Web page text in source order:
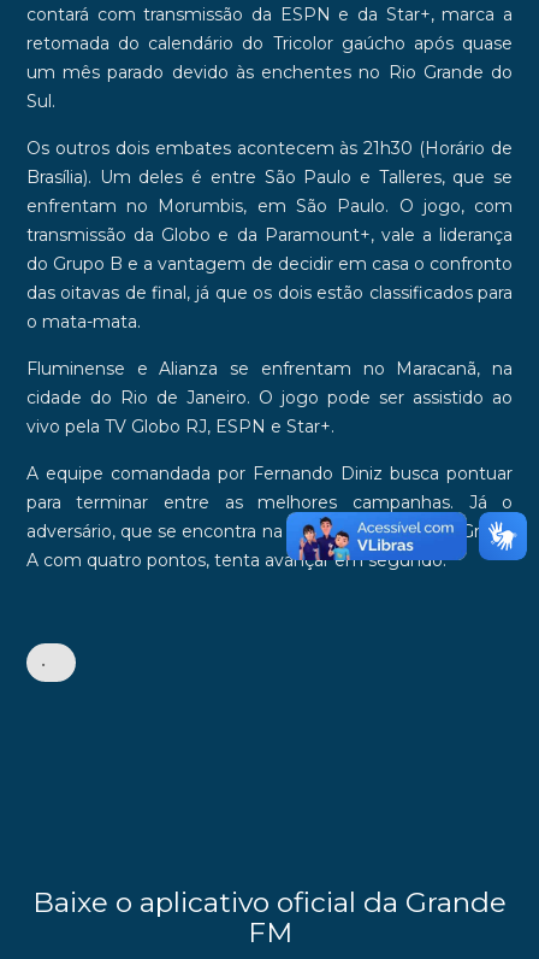
contará com transmissão da
ESPN e da Star+, marca a
retomada do calendário do Tricolor gaúcho após quase
um mês parado devido às enchentes no Rio Grande do
Sul .
Os outros dois embates acontecem às21h30 (Horário de
Brasília). Um deles é entre São Paulo e Talleres, que se
enfrentam no
Morumbis, em São Paulo. O jogo, com
transmissão da Globo e da Paramount+, vale a liderança
do Grupo B e a vantagem de decidir em casa o confronto
das oitavas de final, já que os dois estão classificados para
o mata-mata.
Fluminense e Alianza se enfrentam no Maracanã, na
cidade do
Rio de Janeiro. O jogo pode ser assistido ao
vivo pela TV Globo RJ, ESPN e Star+.
A equipe comandada por Fernando Diniz busca pontuar
para terminar entre as melhores campanhas. Já o
adversário, que se encontra na última colocação do
Grupo
Acom quatro pontos, tenta avançar em segundo.
•
Baixe o aplicativo oficial da Grande
FM